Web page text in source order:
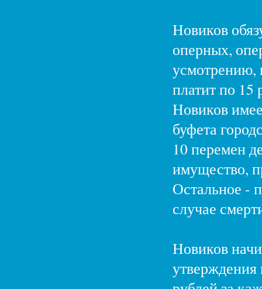
Новиков
оперных,
усмотрению,
платит по 15
Новиков
буфета
10 перемен
имущество,
Остальное -
случае
Новиков
утверждения